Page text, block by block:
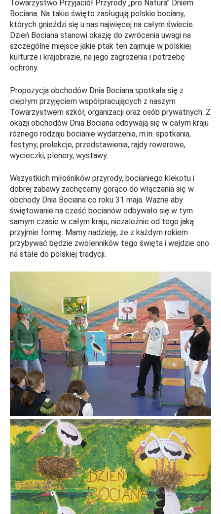
Towarzystwo Przyjaciół Przyrody „pro Natura” Dniem
Bociana. Na takie święto zasługują polskie bociany,
których gnieździ się u nas najwięcej na całym świecie.
Dzień Bociana stanowi okazję do zwrócenia uwagi na
szczególne miejsce jakie ptak ten zajmuje w polskiej
kulturze i krajobrazie, na jego zagrożenia i potrzebę
ochrony.
Propozycja obchodów Dnia Bociana spotkała się z
ciepłym przyjęciem współpracujących z naszym
Towarzystwem szkół, organizacji oraz osób prywatnych. Z
okazji obchodów Dnia Bociana odbywają się w całym kraju
różnego rodzaju bocianie wydarzenia, m.in. spotkania,
festyny, prelekcje, przedstawienia, rajdy rowerowe,
wycieczki, plenery, wystawy.
Wszystkich miłośników przyrody, bocianiego klekotu i
dobrej zabawy zachęcamy gorąco do włączania się w
obchody Dnia Bociana co roku 31 maja. Ważne aby
świętowanie na cześć bocianów odbywało się w tym
samym czasie w całym kraju, niezależnie od tego jaką
przyjmie formę. Mamy nadzieję, że z każdym rokiem
przybywać będzie zwolenników tego święta i wejdzie ono
na stałe do polskiej tradycji.